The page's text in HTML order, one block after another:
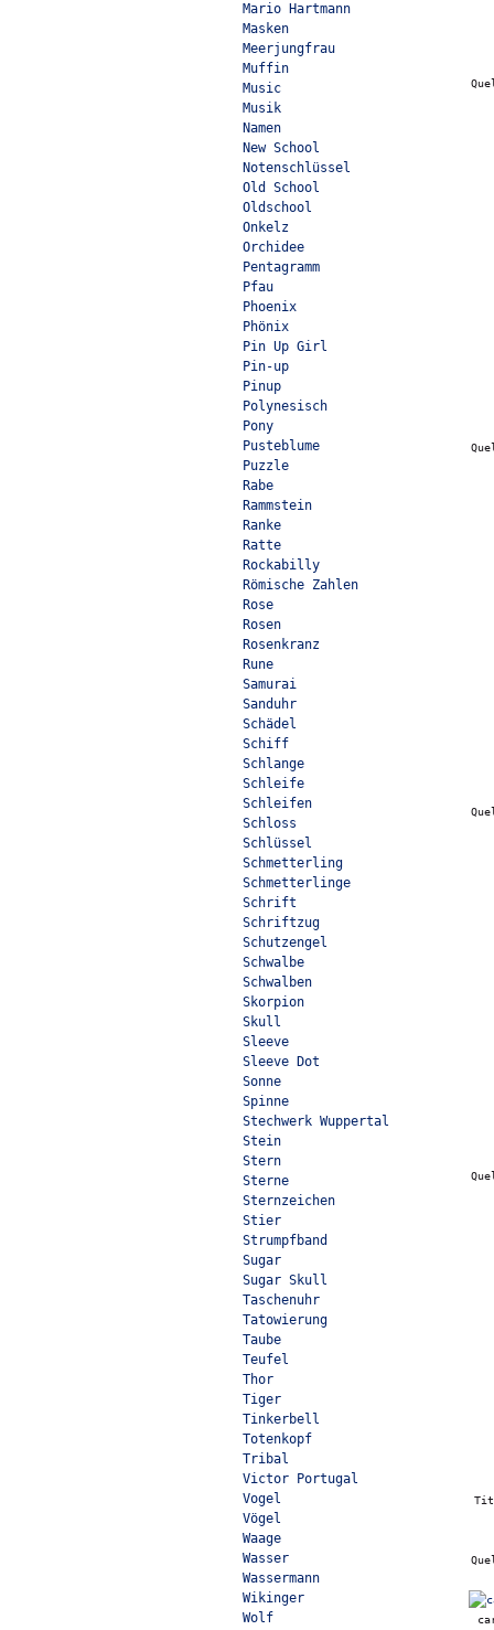
Mario Hartmann
Masken
Meerjungfrau
Muffin
Music
Musik
Namen
New School
Notenschlüssel
Old School
Oldschool
Onkelz
Orchidee
Pentagramm
Pfau
Phoenix
Phönix
Pin Up Girl
Pin-up
Pinup
Polynesisch
Pony
Pusteblume
Puzzle
Rabe
Rammstein
Ranke
Ratte
Rockabilly
Römische Zahlen
Rose
Rosen
Rosenkranz
Rune
Samurai
Sanduhr
Schädel
Schiff
Schlange
Schleife
Schleifen
Schloss
Schlüssel
Schmetterling
Schmetterlinge
Schrift
Schriftzug
Schutzengel
Schwalbe
Schwalben
Skorpion
Skull
Sleeve
Sleeve Dot
Sonne
Spinne
Stechwerk Wuppertal
Stein
Stern
Sterne
Sternzeichen
Stier
Strumpfband
Sugar
Sugar Skull
Taschenuhr
Tatowierung
Taube
Teufel
Thor
Tiger
Tinkerbell
Totenkopf
Tribal
Victor Portugal
Vogel
Vögel
Waage
Wasser
Wassermann
Wikinger
Wolf